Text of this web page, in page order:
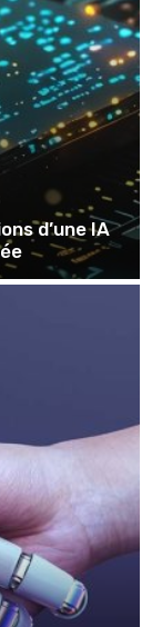
d’une IA